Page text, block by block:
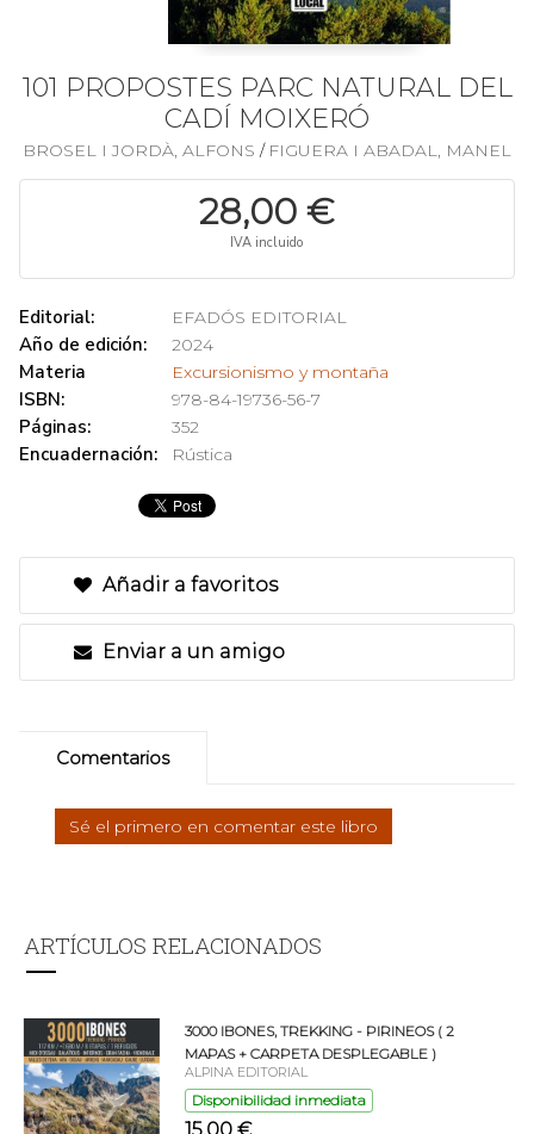
101 PROPOSTES PARC NATURAL DEL
CADÍ MOIXERÓ
BROSEL I JORDÀ, ALFONS / FIGUERA I ABADAL, MANEL
28,00 €
IVA incluido
Editorial: EFADÓS EDITORIAL
Año de edición: 2024
Materia Excursionismo y montaña
ISBN: 978-84-19736-56-7
Páginas: 352
Encuadernación: Rústica
Añadir a favoritos
Enviar a un amigo
Comentarios
Sé el primero en comentar este libro
ARTÍCULOS RELACIONADOS
3000 IBONES, TREKKING - PIRINEOS ( 2
MAPAS + CARPETA DESPLEGABLE )
ALPINA EDITORIAL
Disponibilidad inmediata